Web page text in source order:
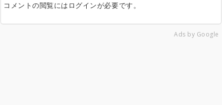
コメントの閲覧にはログインが必要です。
Ads by Google